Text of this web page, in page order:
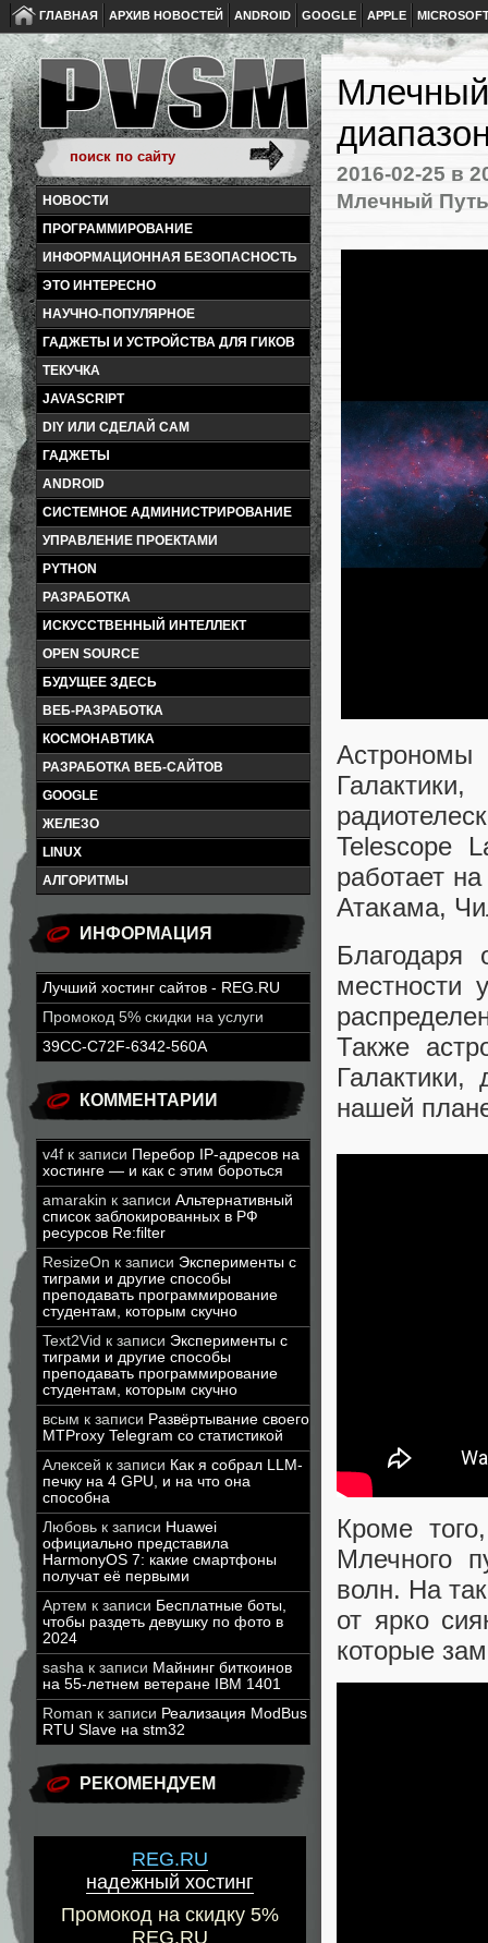
ГЛАВНАЯ АРХИВ НОВОСТЕЙ ANDROID GOOGLE APPLE
НОВОСТИ
ПРОГРАММИРОВАНИЕ
ИНФОРМАЦИОННАЯ БЕЗОПАСНОСТЬ
ЭТО ИНТЕРЕСНО
НАУЧНО-ПОПУЛЯРНОЕ
ГАДЖЕТЫ И УСТРОЙСТВА ДЛЯ ГИКОВ
ТЕКУЧКА
JAVASCRIPT
DIY ИЛИ СДЕЛАЙ САМ
ГАДЖЕТЫ
ANDROID
СИСТЕМНОЕ АДМИНИСТРИРОВАНИЕ
УПРАВЛЕНИЕ ПРОЕКТАМИ
PYTHON
РАЗРАБОТКА
ИСКУССТВЕННЫЙ ИНТЕЛЛЕКТ
OPEN SOURCE
БУДУЩЕЕ ЗДЕСЬ
ВЕБ-РАЗРАБОТКА
КОСМОНАВТИКА
РАЗРАБОТКА ВЕБ-САЙТОВ
GOOGLE
ЖЕЛЕЗО
LINUX
АЛГОРИТМЫ
ИНФОРМАЦИЯ
Лучший хостинг сайтов - REG.RU
Промокод 5% скидки на услуги
39CC-C72F-6342-560A
КОММЕНТАРИИ
v4f к записи Перебор IP-адресов на
хостинге — и как с этим бороться
amarakin к записи Альтернативный
список заблокированных в РФ
ресурсов Re:filter
ResizeOn к записи Эксперименты с
тиграми и другие способы
преподавать программирование
студентам, которым скучно
Text2Vid к записи Эксперименты с
тиграми и другие способы
преподавать программирование
студентам, которым скучно
всым к записи Развёртывание своего
MTProxy Telegram со статистикой
Алексей к записи Как я собрал LLM-
печку на 4 GPU, и на что она
способна
Любовь к записи Huawei
официально представила
HarmonyOS 7: какие смартфоны
получат её первыми
Артем к записи Бесплатные боты,
чтобы раздеть девушку по фото в
2024
sasha к записи Майнинг биткоинов
на 55-летнем ветеране IBM 1401
Roman к записи Реализация ModBus
RTU Slave на stm32
РЕКОМЕНДУЕМ
REG.RU
надежный хостинг
Промокод на скидку 5%
REG.RU
2016-02-25 в
Млечный Путь
Telescope
работает
Атакама,
местности
Также
нашей
Кроме
Млечного
волн. На
от ярко
которые